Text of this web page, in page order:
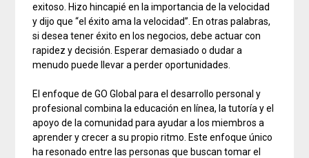
exitoso. Hizo hincapié en la importancia de la velocidad
y dijo que “el éxito ama la velocidad”. En otras palabras,
si desea tener éxito en los negocios, debe actuar con
rapidez y decisión. Esperar demasiado o dudar a
menudo puede llevar a perder oportunidades.
El enfoque de GO Global para el desarrollo personal y
profesional combina la educación en línea, la tutoría y el
apoyo de la comunidad para ayudar a los miembros a
aprender y crecer a su propio ritmo. Este enfoque único
ha resonado entre las personas que buscan tomar el